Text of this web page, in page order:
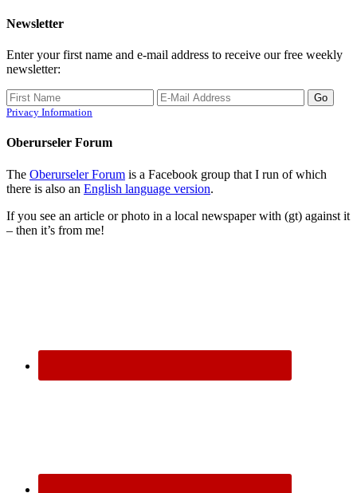
Newsletter
Enter your first name and e-mail address to receive our free weekly
newsletter:
Privacy Information
Oberurseler Forum
The Oberurseler Forum is a Facebook group that I run of which
there is also an English language version.
If you see an article or photo in a local newspaper with (gt) against it
– then it’s from me!